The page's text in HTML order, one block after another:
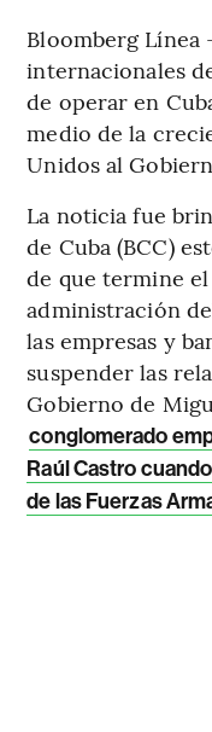
Bloomberg
internacionales
de operar en
medio de la
Unidos al
La noticia fue
de Cuba (BCC)
de que termine
administración
las empresas y
suspender las
Gobierno de
conglomerado
Raúl Castro
de las Fuerzas